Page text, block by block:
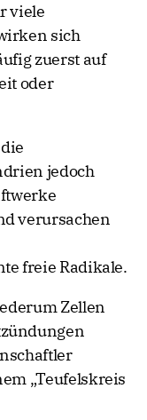
viele
sich
zuerst auf
oder
jedoch
verursachen
freie Radikale.
Zellen
„Teufelskreis